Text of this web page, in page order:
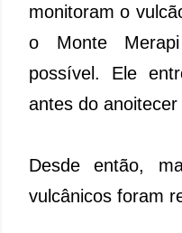
monitoram o
o Monte
possível. Ele
antes do
Desde então,
vulcânicos foram